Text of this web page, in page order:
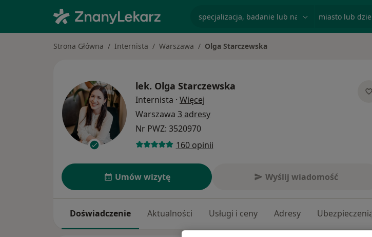
Strona Główna Internista Warszawa Olga Starczewska
lek. Olga Starczewska
Internista · Więcej
Warszawa 3 adresy
Nr PWZ: 3520970
160 opinii
Umów wizytę Wyślij wiadomość
Doświadczenie Aktualności Usługi i ceny Adresy Ubezpieczenia